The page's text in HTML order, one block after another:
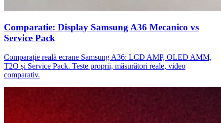
Comparatie: Display Samsung A36 Mecanico vs
Service Pack
Comparație reală ecrane Samsung A36: LCD AMP, OLED AMM,
T2O și Service Pack. Teste proprii, măsurători reale, video
comparativ.